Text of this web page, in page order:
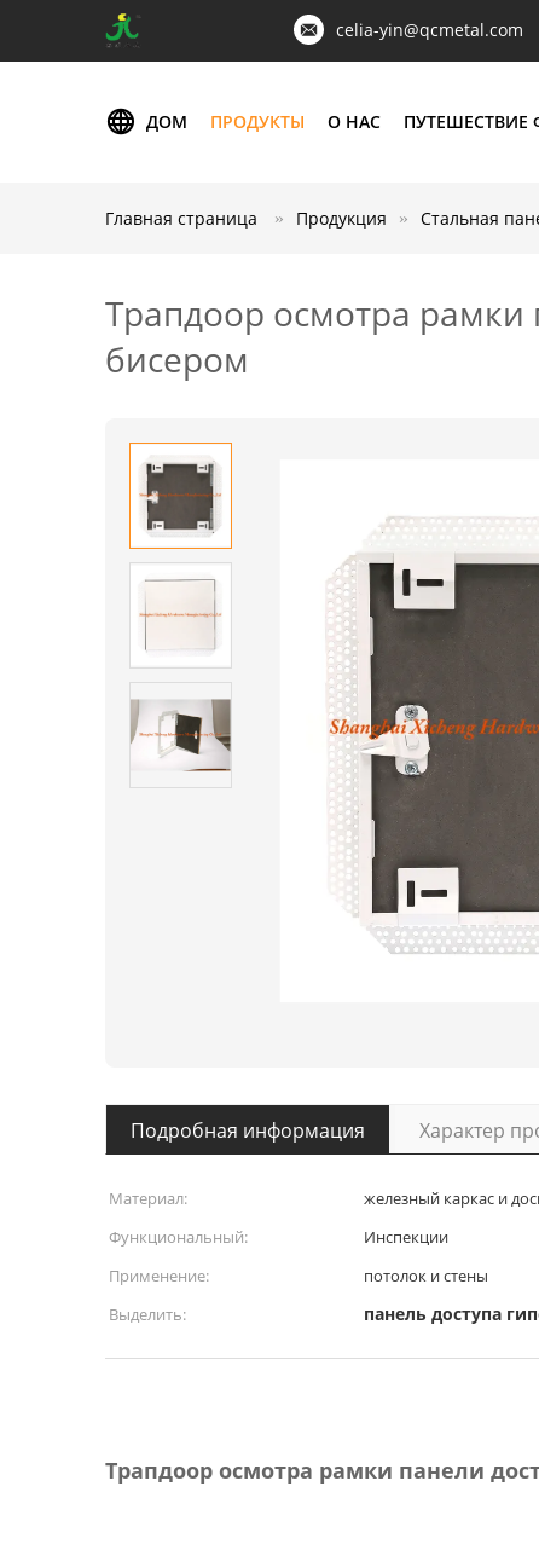
celia-yin@qcmetal.com
ДОМ ПРОДУКТЫ О НАС ПУТЕШЕСТВИЕ
Главная страница Продукция Стальная
Трапдоор осмотра
бисером
Подробная информация Характер
Материал: железный каркас и
Функциональный:
Инспекции
Применение:
потолок и стены
Выделить:
панель доступа
Трапдоор осмотра рамки панели